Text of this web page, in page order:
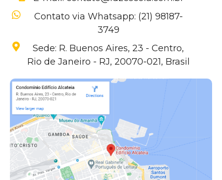
Contato via Whatsapp: (21) 98187-
3749
Sede: R. Buenos Aires, 23 - Centro,
Rio de Janeiro - RJ, 20070-021, Brasil